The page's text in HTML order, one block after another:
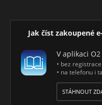
Jak číst zakoupené
V aplikaci
• bez registrace
• na telefonu i
STÁHNOUT